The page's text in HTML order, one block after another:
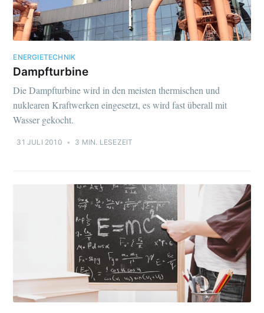
ENERGIETECHNIK
Dampfturbine
Die Dampfturbine wird in den meisten thermischen und
nuklearen Kraftwerken eingesetzt, es wird fast überall mit
Wasser gekocht.
31 JULI 2010 • 3 MIN. LESEZEIT